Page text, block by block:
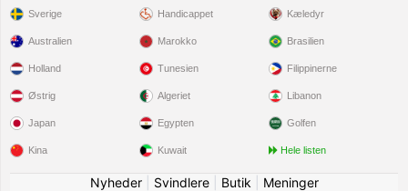
Sverige Handicappet Kæledyr
Australien
Holland
Østrig
Japan
Kina
Marokko
Tunesien
Algeriet
Egypten
Kuwait
Brasilien
Filippinerne
Libanon
Golfen
Hele listen
Nyheder| Svindlere| Butik
Meninger